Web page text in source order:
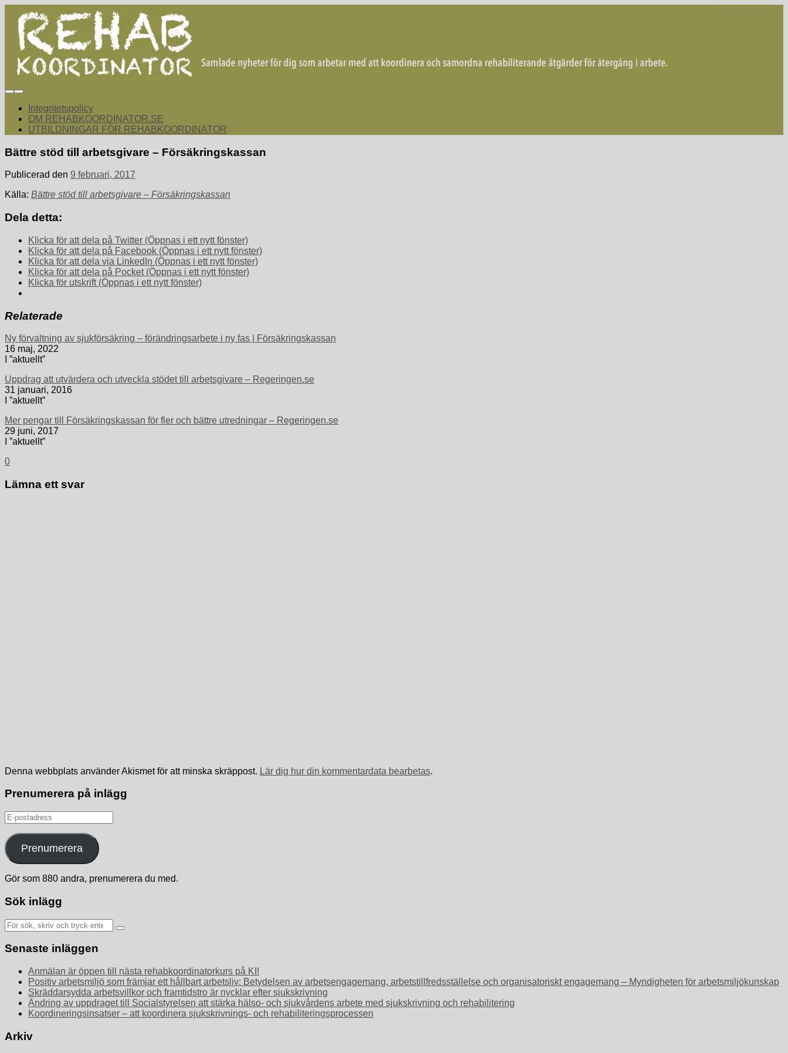
Hoppa
innehåll
Integritetspolicy
OM REHABKOORDINATOR.SE
UTBILDNINGAR FÖR REHABKOORDINATOR
Bättre stöd till arbetsgivare – Försäkringskassan
Publicerad den 9 februari, 2017
Källa: Bättre stöd till arbetsgivare – Försäkringskassan
Dela detta:
Klicka för att dela på Twitter (Öppnas i ett nytt fönster)
Klicka för att dela på Facebook (Öppnas i ett nytt fönster)
Klicka för att dela via LinkedIn (Öppnas i ett nytt fönster)
Klicka för att dela på Pocket (Öppnas i ett nytt fönster)
Klicka för utskrift (Öppnas i ett nytt fönster)
Relaterade
Ny förvaltning av sjukförsäkring – förändringsarbete i ny fas | Försäkringskassan
16 maj, 2022
I ”aktuellt”
Uppdrag att utvärdera och utveckla stödet till arbetsgivare – Regeringen.se
31 januari, 2016
I ”aktuellt”
Mer pengar till Försäkringskassan för fler och bättre utredningar – Regeringen.se
29 juni, 2017
I ”aktuellt”
0
Lämna ett svar
Denna webbplats använder Akismet för att minska skräppost. Lär dig hur din kommentardata bearbetas.
Prenumerera på inlägg
E-
postadress
Prenumerera
Gör som 880 andra, prenumerera du med.
Sök inlägg
Sök
efter:
Senaste inläggen
Anmälan är öppen till nästa rehabkoordinatorkurs på KI!
Positiv arbetsmiljö som främjar ett hållbart arbetsliv: Betydelsen av arbetsengagemang, arbetstillfredsställelse och organisatoriskt engagemang – Myndigheten för arbetsmiljökunskap
Skräddarsydda arbetsvillkor och framtidstro är nycklar efter sjukskrivning
Ändring av uppdraget till Socialstyrelsen att stärka hälso- och sjukvårdens arbete med sjukskrivning och rehabilitering
Koordineringsinsatser – att koordinera sjukskrivnings- och rehabiliteringsprocessen
Arkiv